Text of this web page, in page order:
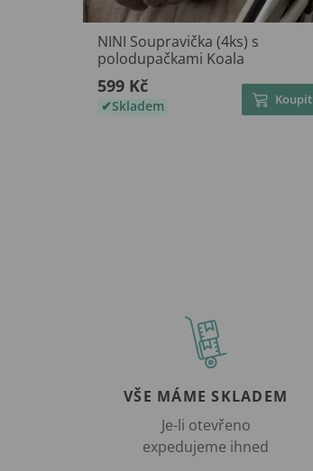
NINI Soupravička (4ks) s
polodupačkami Koala
599 Kč
Skladem Koupit
VŠE MÁME SKLADEM
Je-li otevřeno
expedujeme ihned